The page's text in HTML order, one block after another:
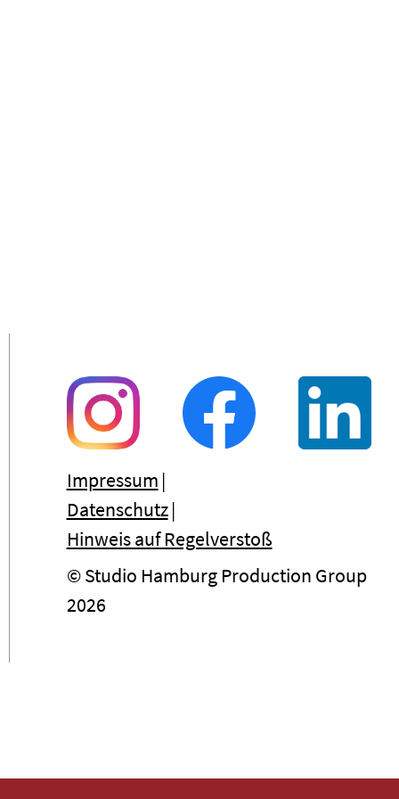
Impressum
Datenschutz
Hinweis auf Regelverstoß
© Studio Hamburg Production Group
2026